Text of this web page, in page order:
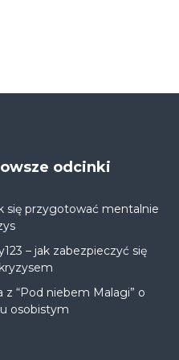
odcinki
się przygotować mentalnie
– jak zabezpieczyć się
z “Pod niebem Malagi” o
osobistym